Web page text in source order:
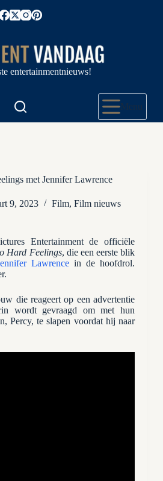
entertainmentnieuws!
Menu
met Jennifer Lawrence
9, 2023 Film, Film nieuws
Entertainment de officiële
Hard Feelings, die een eerste blik
Lawrencein de hoofdrol.
die reageert op een advertentie
wordt gevraagd om met hun
Percy, te slapen voordat hij naar